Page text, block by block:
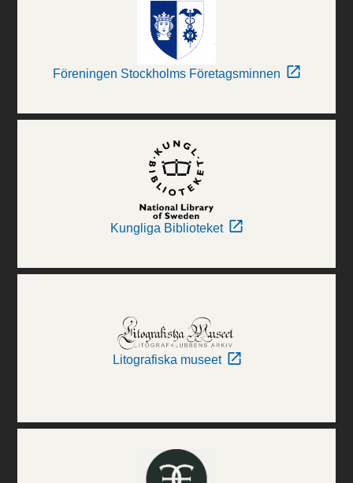
Föreningen Stockholms Företagsminnen
Kungliga Biblioteket
Litografiska museet